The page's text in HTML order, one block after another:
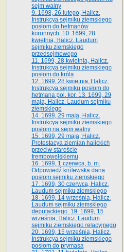
sejm walny
9. 1698, 26 lutego, Halicz.
Instrukcya sejmiku ziemskiego
posłom do hetmanów
koronnych. 10. 1699, 28
kwietnia, Halicz. Laudum
sejmiku ziemskiego
przedsejmowego
11. 1699, 28 kwietnia, Halicz.
Instrukcya sejmiku ziemskiego
posłom do króla
12. 1699, 28 kwietnia, Halicz.
Instrukcya sejmiku posłom do
hetmana pol. kor. 13. 1699, 29
maja, Halicz. Laudum sejmiku
ziemskiego
14. 1699, 29 maja, Halicz.
Instrukcya sejmiku ziemskiego
posłom na sejm walny
15. 1699, 29 maja, Halicz.
Protestacya ziemian halickich
przeciw staroście
trembowelskiemu
16. 1699, 1 czerwca, b. m.
Odpowiedź królewska dana
posłom sejmiku ziemskiego
17. 1699, 30 czerwca, Halicz.
Laudum sejmiku ziemskiego
18. 1699, 14 września, Halicz.
Laudum sejmiku ziemskiego
deputackiego. 19. 1699, 15
września, Halicz. Laudum
sejmiku ziemskiego relacyjnego
20. 1699, 15 września, Halicz.
Instrukcya sejmiku ziemskiego
posłom do prymasa